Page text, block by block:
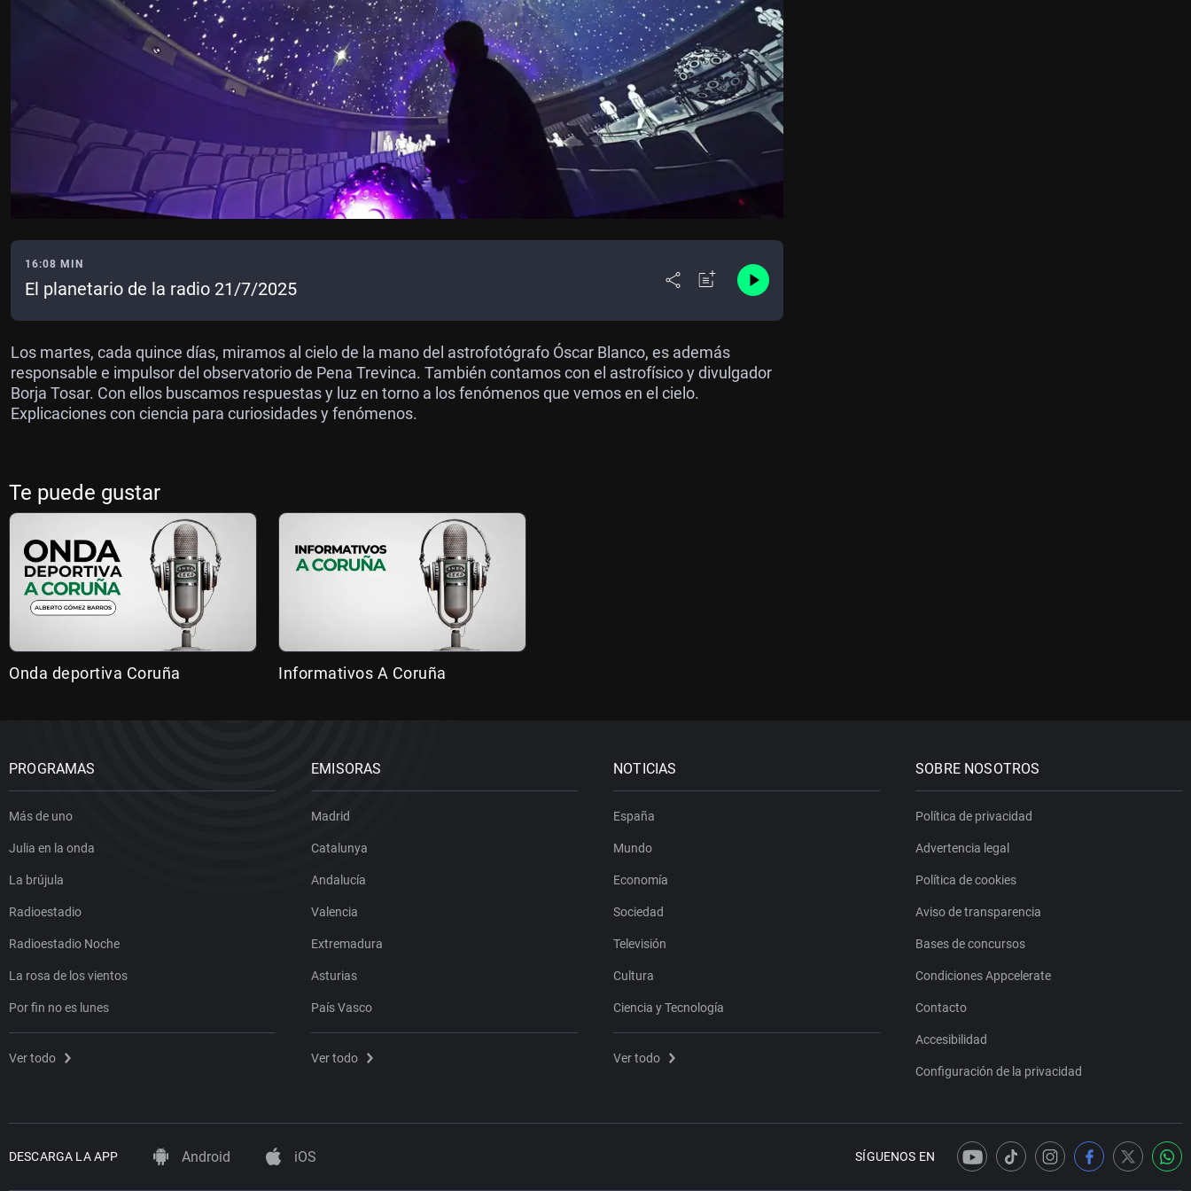
16:08 MIN
El planetario de la radio 21/7/2025
Los martes, cada quince días, miramos al cielo de la mano del astrofotógrafo Óscar Blanco, es además
responsable e impulsor del observatorio de Pena Trevinca. También contamos con el astrofísico y divulgador
Borja Tosar. Con ellos buscamos respuestas y luz en torno a los fenómenos que vemos en el cielo.
Explicaciones con ciencia para curiosidades y fenómenos.
Te puede gustar
Onda deportiva Coruña Informativos A Coruña
PROGRAMAS
Más de uno
Julia en la onda
La brújula
Radioestadio
Radioestadio Noche
La rosa de los vientos
Por fin no es lunes
Ver todo
EMISORAS
Madrid
Catalunya
Andalucía
Valencia
Extremadura
Asturias
País Vasco
Ver todo
NOTICIAS
España
Mundo
Economía
Sociedad
Televisión
Cultura
Ciencia y Tecnología
Ver todo
SOBRE NOSOTROS
Política de privacidad
Advertencia legal
Política de cookies
Aviso de transparencia
Bases de concursos
Condiciones Appcelerate
Contacto
Accesibilidad
Configuración de la privacidad
DESCARGA LA APP Android iOS SÍGUENOS EN